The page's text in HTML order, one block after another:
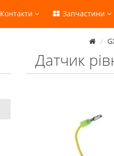
Контакти Запчастини
Датчик